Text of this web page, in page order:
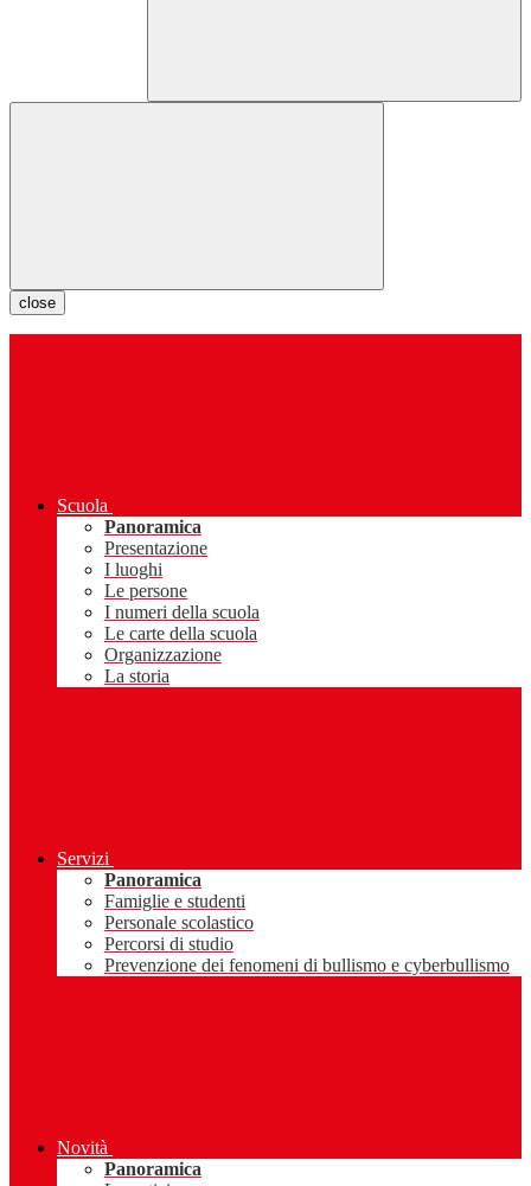
close
Scuola
Panoramica
Presentazione
I luoghi
Le persone
I numeri della scuola
Le carte della scuola
Organizzazione
La storia
Servizi
Panoramica
Famiglie e studenti
Personale scolastico
Percorsi di studio
Prevenzione dei fenomeni di bullismo e cyberbullismo
Novità
Panoramica